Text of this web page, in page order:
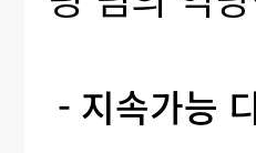
- 지속가능